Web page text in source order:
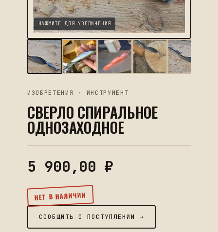
НАЖМИТЕ ДЛЯ УВЕЛИЧЕНИЯ
ИЗОБРЕТЕНИЯ · ИНСТРУМЕНТ
СВЕРЛО СПИРАЛЬНОЕ
ОДНОЗАХОДНОЕ
5 900,00₽
НЕТ В НАЛИЧИИ
СООБЩИТЬ О ПОСТУПЛЕНИИ →